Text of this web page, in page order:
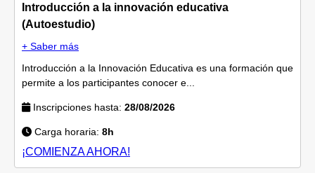
Introducción a la innovación educativa
(Autoestudio)
+ Saber más
Introducción a la Innovación Educativa es una formación que
permite a los participantes conocer e...
Inscripciones hasta: 28/08/2026
Carga horaria: 8h
¡COMIENZA AHORA!